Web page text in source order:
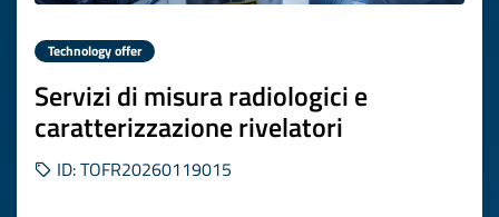
Technology offer
Servizi di misura radiologici e
caratterizzazione rivelatori
ID: TOFR20260119015